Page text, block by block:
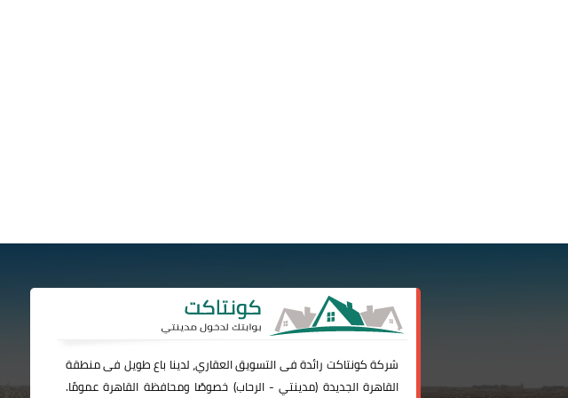
شركةكونتاكت رائدة فى التسويق العقاري، لدينا باع طويل فى منطقة
القاهرة الجديدة (مدينتي-الرحاب) خصوصًا ومحافظة القاهرة عمومًا.